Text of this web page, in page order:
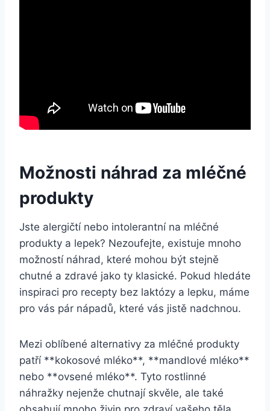
Možnosti náhrad za mléčné
produkty
Jste alergičtí nebo intolerantní na mléčné
produkty a lepek? Nezoufejte, existuje mnoho
možností náhrad, které mohou být stejně
chutné a zdravé jako ty klasické. Pokud hledáte
inspiraci pro recepty bez laktózy a lepku, máme
pro vás pár nápadů, které vás jistě nadchnou.
Mezi oblíbené alternativy za mléčné produkty
patří **kokosové mléko**, **mandlové mléko**
nebo **ovsené mléko**. Tyto rostlinné
náhražky nejenže chutnají skvěle, ale také